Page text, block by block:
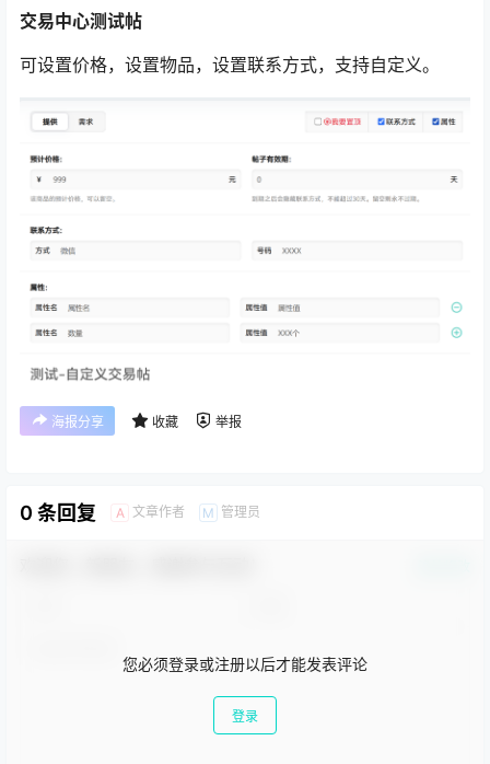
交易中心测试帖
可设置价格，设置物品，设置联系方式，支持自定义。
海报分享 收藏 举报
0 条回复 A 文章作者 M 管理员
您必须登录或注册以后才能发表评论
登录